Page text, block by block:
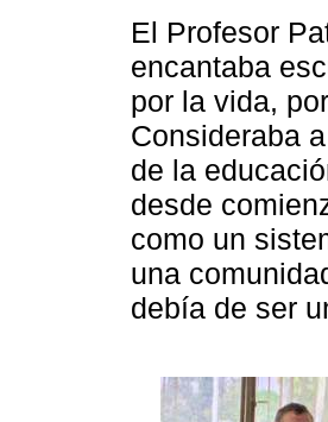
El Profesor
encantaba
por la vida,
Consideraba
de la
desde
como un
una
debía de ser